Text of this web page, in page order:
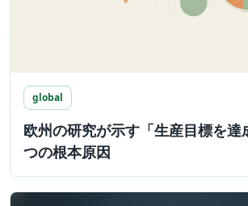
global
欧州の研究が示す「生産目標を達
つの根本原因